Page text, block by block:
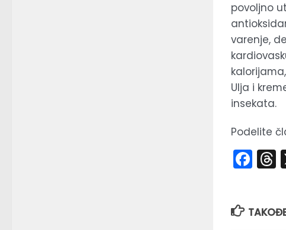
povoljno
varenje,
Ulja i
insekata.
Podelite